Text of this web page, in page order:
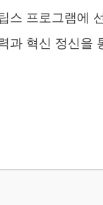
스 프로그램에
과 혁신 정신을